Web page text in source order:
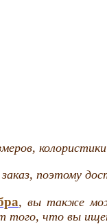
поэтому
, вы также
что вы